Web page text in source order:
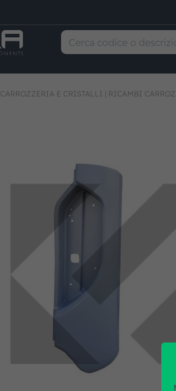
CARROZZERIA E CRISTALLI | RICAMBI